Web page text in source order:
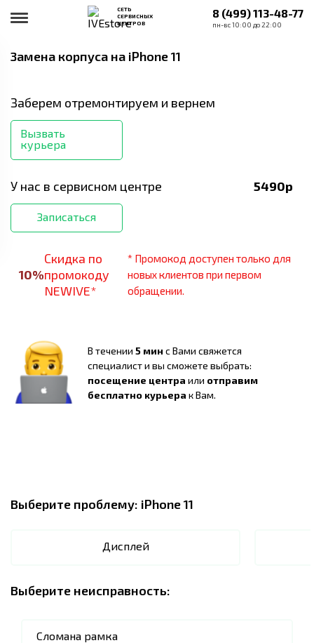
СЕТЬ
СЕРВИСНЫХ
ЦЕНТРОВ
8 (499) 113-48-77
пн-вс 10:00 до 22:00
Замена корпуса на iPhone 11
Заберем отремонтируем и вернем
Вызвать
курьера
У нас в сервисном центре 5490р
Записаться
10%
Скидка по
промокоду
NEWIVE*
* Промокод доступен только для
новых клиентов при первом
обращении.
В течении 5 мин с Вами свяжется
специалист и вы сможете выбрать:
посещение центра или отправим
бесплатно курьера к Вам.
Выберите проблему: iPhone 11
Дисплей
Выберите неисправность:
Сломана рамка